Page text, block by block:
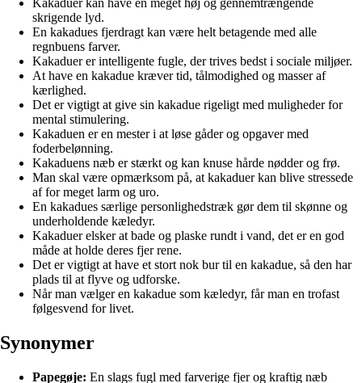
skrigende lyd.
En kakadues fjerdragt kan være helt betagende med alle
regnbuens farver.
Kakaduer er intelligente fugle, der trives bedst i sociale miljøer.
At have en kakadue kræver tid, tålmodighed og masser af
kærlighed.
Det er vigtigt at give sin kakadue rigeligt med muligheder for
mental stimulering.
Kakaduen er en mester i at løse gåder og opgaver med
foderbelønning.
Kakaduens næb er stærkt og kan knuse hårde nødder og frø.
Man skal være opmærksom på, at kakaduer kan blive stressede
af for meget larm og uro.
En kakadues særlige personlighedstræk gør dem til skønne og
underholdende kæledyr.
Kakaduer elsker at bade og plaske rundt i vand, det er en god
måde at holde deres fjer rene.
Det er vigtigt at have et stort nok bur til en kakadue, så den har
plads til at flyve og udforske.
Når man vælger en kakadue som kæledyr, får man en trofast
følgesvend for livet.
Synonymer
Papegøje: En slags fugl med farverige fjer og kraftig næb